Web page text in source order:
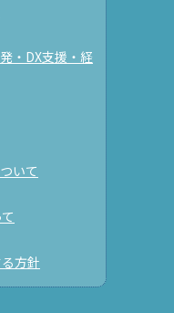
・DX支援・経
いて
方針